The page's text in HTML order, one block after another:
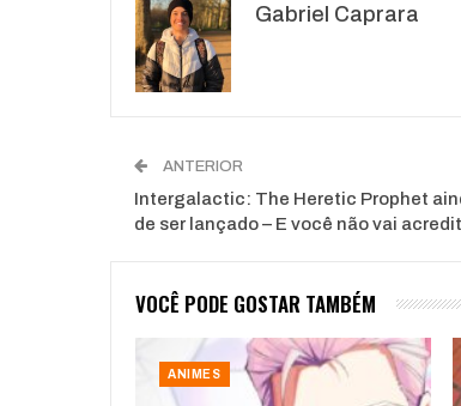
Gabriel Caprara
ANTERIOR
Intergalactic: The Heretic Prophet
de ser lançado – E você não vai
VOCÊ PODE GOSTAR TAMBÉM
ANIMES